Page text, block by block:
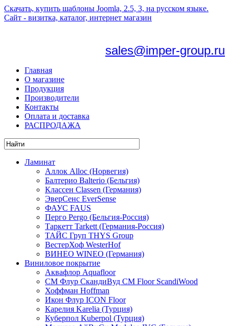
Скачать, купить шаблоны Joomla, 2.5, 3, на русском языке.
Сайт - визитка, каталог, интернет магазин
sales@imper-group.ru
Главная
О магазине
Продукция
Производители
Контакты
Оплата и доставка
РАСПРОДАЖА
Ламинат
Аллок Alloc (Норвегия)
Балтерио Balterio (Бельгия)
Классен Classen (Германия)
ЭверСенс EverSense
ФАУС FAUS
Перго Pergo (Бельгия-Россия)
Таркетт Tarkett (Германия-Россия)
ТАЙС Груп THYS Group
ВестерХоф WesterHof
ВИНЕО WINEO (Германия)
Виниловое покрытие
Аквафлор Aquafloor
СМ Флур СкандиВуд CM Floor ScandiWood
Хоффман Hoffman
Икон Флур ICON Floor
Карелия Karelia (Турция)
Куберпол Kuberpol (Турция)